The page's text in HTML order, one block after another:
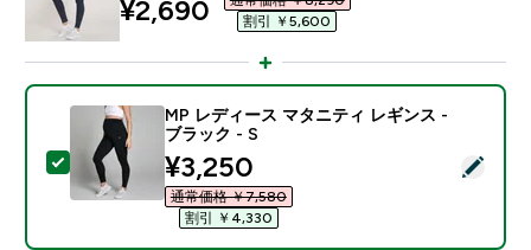
discounted price
¥2,690‎
割引 ￥5,600‎
この商品を選択 - MP レディース マタニティ レギン
MP レディース マタニティ レギンス -
ブラック - S
discounted price
¥3,250‎
通常価格 ￥7,580‎
割引 ￥4,330‎